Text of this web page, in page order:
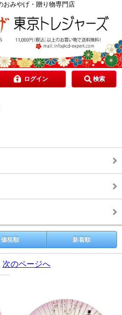
おみやげ・贈り物専門店
ログイン 検索
価格順 新着順
次のページへ
ご予算で選ぶ
贈り先で選ぶ